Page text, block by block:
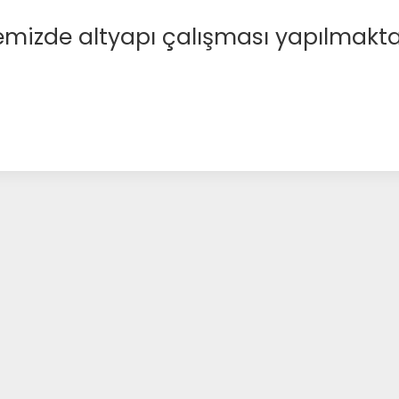
altyapı çalışması